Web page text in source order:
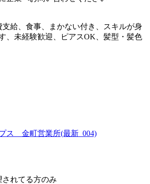
支給、食事、まかない付き、スキルが身
、未経験歓迎、ピアスOK、髪型・髪色
ス 金町営業所(最新_004)
れてる方のみ